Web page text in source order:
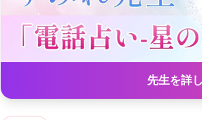
先生を詳